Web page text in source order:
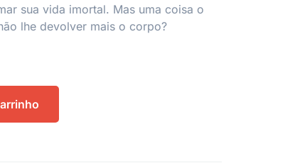
sua vida imortal. Mas uma coisa o
lhe devolver mais o corpo?